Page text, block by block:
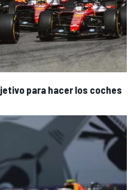
para hacer los coches